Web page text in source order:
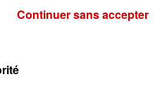
Continuer sans accepter